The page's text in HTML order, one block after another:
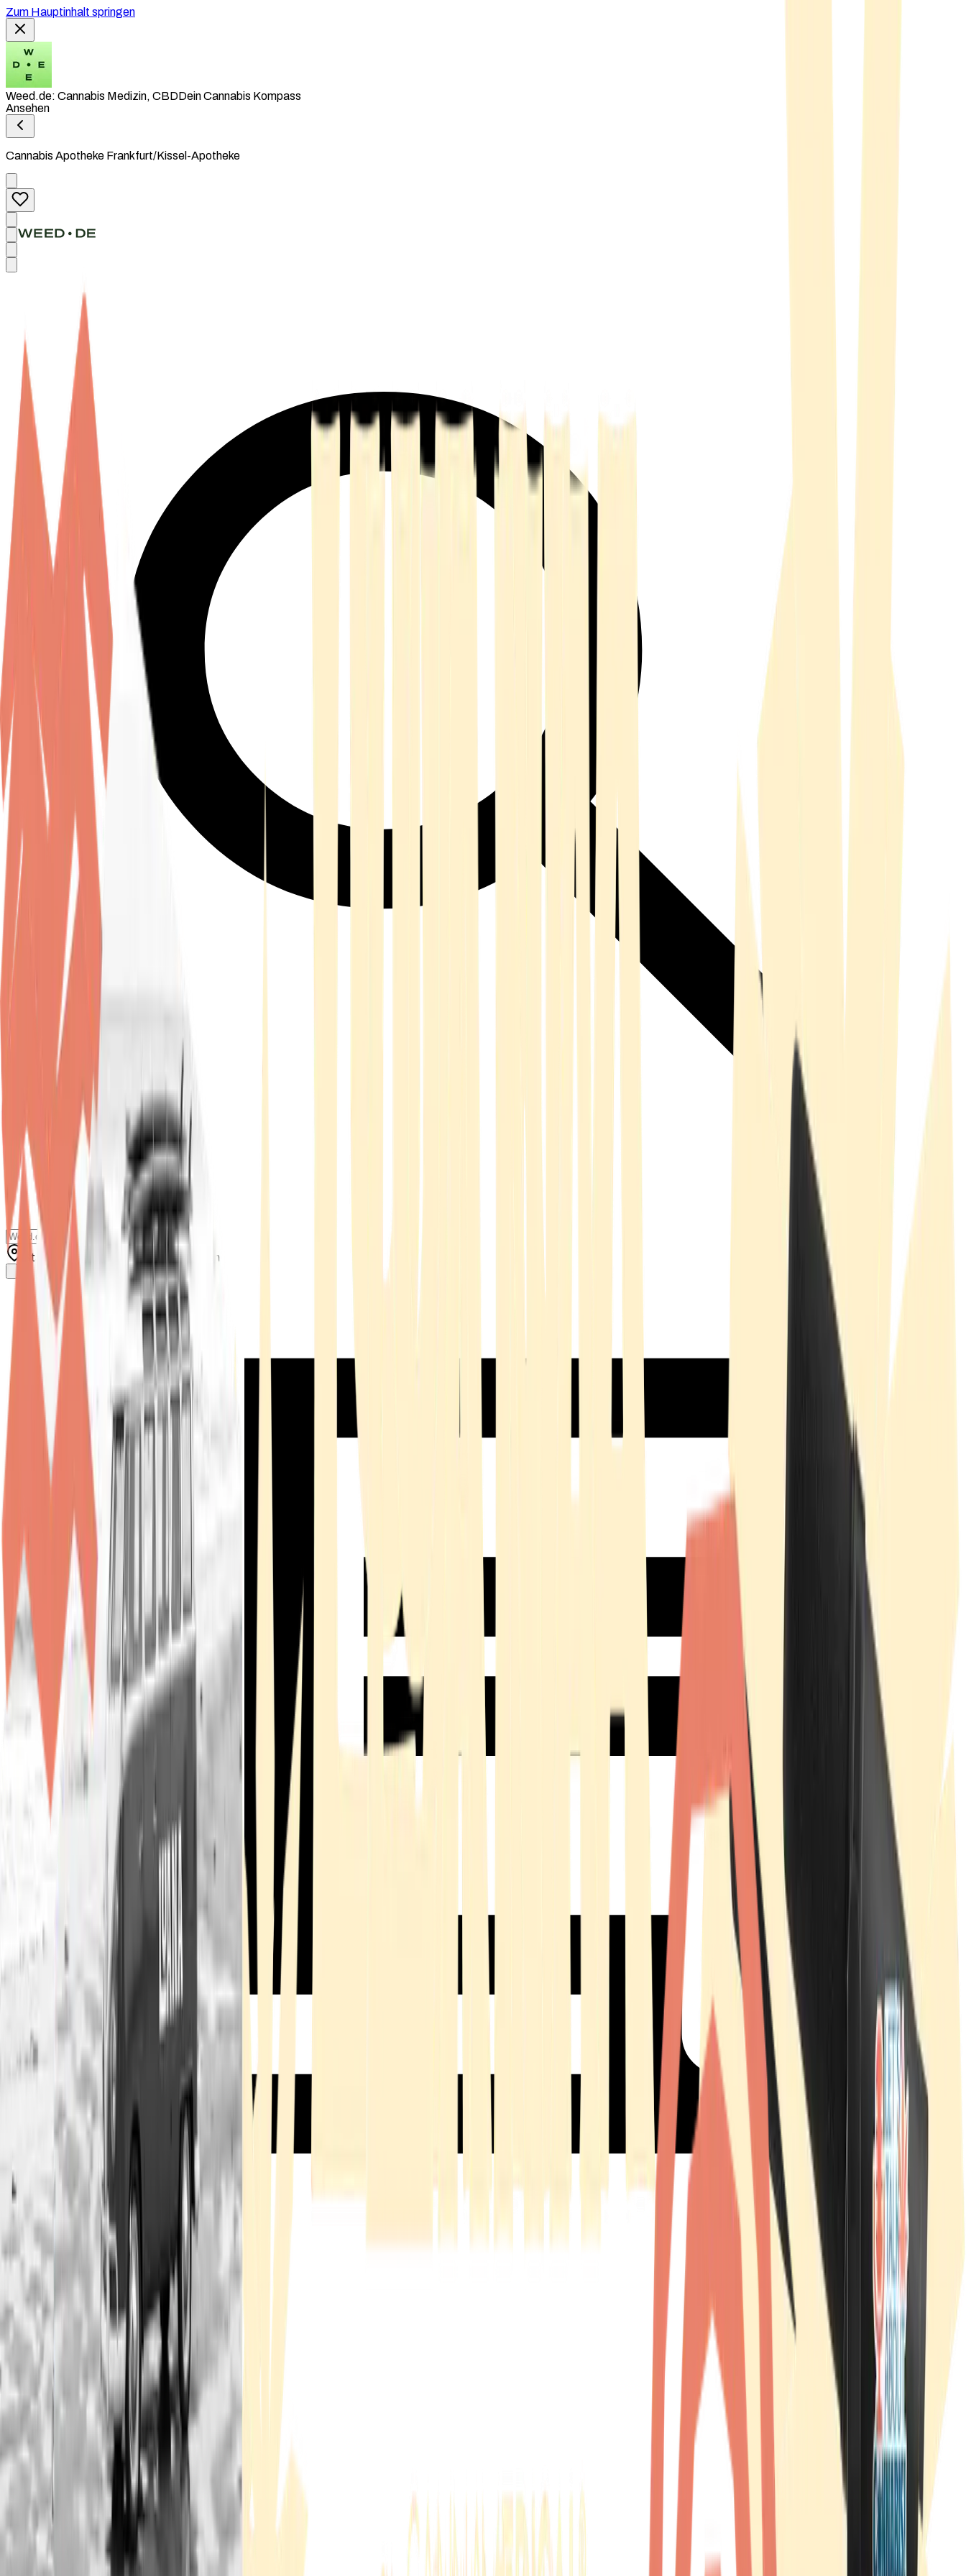
Zum Hauptinhalt springen
Weed.de: Cannabis Medizin, CBDDein Cannabis Kompass
Ansehen
Cannabis Apotheke Frankfurt/Kissel-Apotheke
Standort wählen Versandart wählen